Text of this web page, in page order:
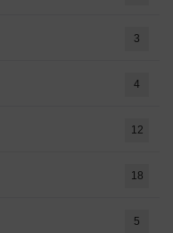
3
4
12
18
5